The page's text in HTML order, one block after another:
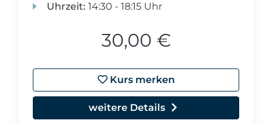
Uhrzeit: 14:30 - 18:15 Uhr
30,00 €
Kurs merken
weitere Details